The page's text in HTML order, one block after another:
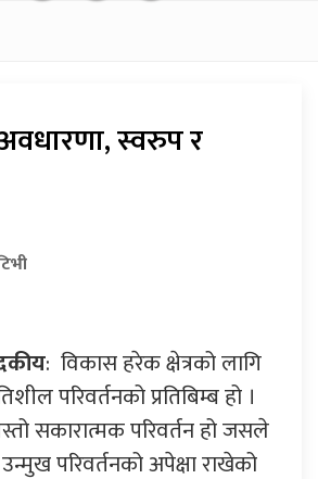
स्वरुप र
: विकास हरेक क्षेत्रको लागि
परिवर्तनको प्रतिबिम्ब हो ।
सकारात्मक परिवर्तन हो जसले
परिवर्तनको अपेक्षा राखेको